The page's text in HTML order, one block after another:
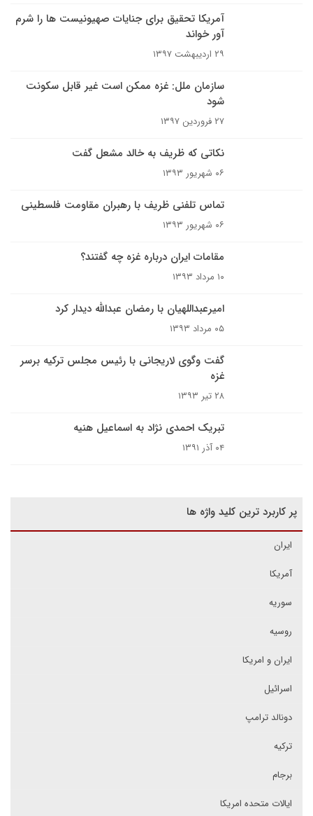
آمریکا تحقیق برای جنایات صهیونیست ها را شرم
آور خواند
۲۹ اردیبهشت ۱۳۹۷
سازمان ملل: غزه ممکن است غیر قابل سکونت
شود
۲۷ فروردین ۱۳۹۷
نکاتی که ظریف به خالد مشعل گفت
۰۶ شهریور ۱۳۹۳
تماس تلفنی ظریف با رهبران مقاومت فلسطینی
۰۶ شهریور ۱۳۹۳
مقامات ایران درباره غزه چه گفتند؟
۱۰ مرداد ۱۳۹۳
امیرعبداللهیان با رمضان عبدالله دیدار کرد
۰۵ مرداد ۱۳۹۳
گفت وگوی لاریجانی با رئیس مجلس ترکیه برسر
غزه
۲۸ تیر ۱۳۹۳
تبریک احمدی نژاد به اسماعیل هنیه
۰۴ آذر ۱۳۹۱
پر کاربرد ترین کلید واژه ها
ایران
آمریکا
سوریه
روسیه
ایران و امریکا
اسرائیل
دونالد ترامپ
ترکیه
برجام
ایالات متحده امریکا